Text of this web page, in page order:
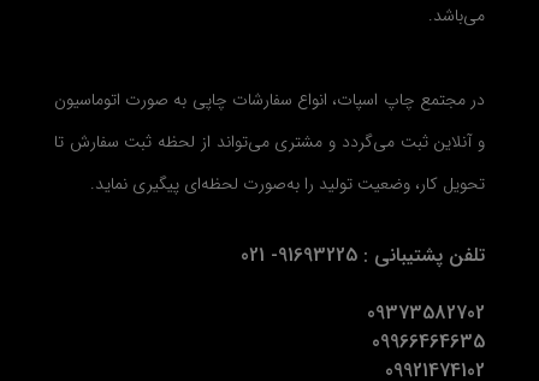
می‌باشد.
در مجتمع چاپ اسپات، انواع سفارشات چاپی به صورت اتوماسیون
و آنلاین ثبت می‌گردد و مشتری می‌تواند از لحظه ثبت سفارش تا
تحویل کار، وضعیت تولید را به‌صورت لحظه‌ای پیگیری نماید.
تلفن پشتیبانی : 91693225- 021
09373582702
09966464635
09921474102